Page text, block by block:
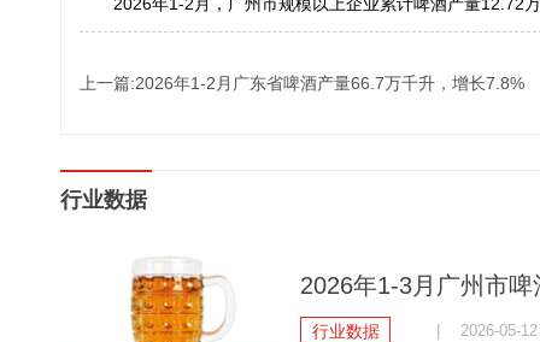
上一篇:2026年1-2月广东省啤酒产量66.7万千升，增长7.8%
行业数据
2026年1-3月广州市
行业数据 | 2026-05-12